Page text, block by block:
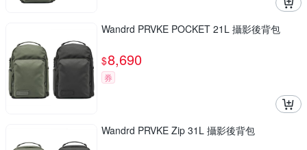
Wandrd PRVKE POCKET 21L 攝影後背包
$8,690
券
Wandrd PRVKE Zip 31L 攝影後背包